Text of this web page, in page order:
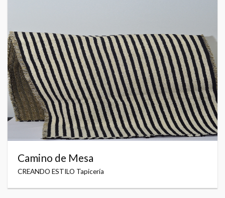
Camino de Mesa
CREANDO ESTILO Tapicería